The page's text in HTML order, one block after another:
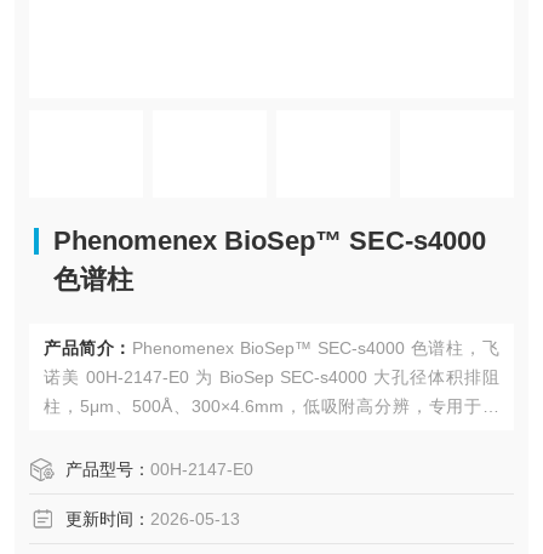
Phenomenex BioSep™ SEC-s4000
色谱柱
产品简介： Phenomenex BioSep™ SEC-s4000 色谱柱，飞
诺美 00H-2147-E0 为 BioSep SEC-s4000 大孔径体积排阻
柱，5μm、500Å、300×4.6mm，低吸附高分辨，专用于抗
草提供Phenomenex全线产品，专业团队为客户提供从产品
产品型号： 00H-2147-E0
更新时间： 2026-05-13